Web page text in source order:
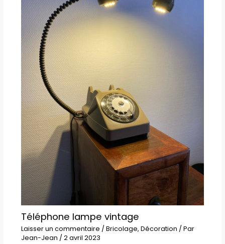
Téléphone lampe vintage
Laisser un commentaire / Bricolage, Décoration / Par
Jean-Jean / 2 avril 2023